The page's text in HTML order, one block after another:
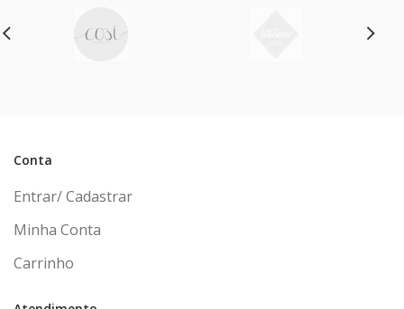
Conta
Entrar/ Cadastrar
Minha Conta
Carrinho